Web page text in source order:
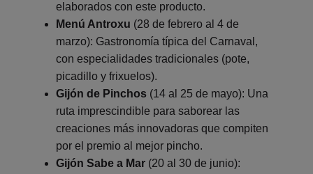
elaborados con este producto.
Menú Antroxu (28 de febrero al 4 de
marzo): Gastronomía típica del Carnaval,
con especialidades tradicionales (pote,
picadillo y frixuelos).
Gijón de Pinchos (14 al 25 de mayo): Una
ruta imprescindible para saborear las
creaciones más innovadoras que compiten
por el premio al mejor pincho.
Gijón Sabe a Mar (20 al 30 de junio):